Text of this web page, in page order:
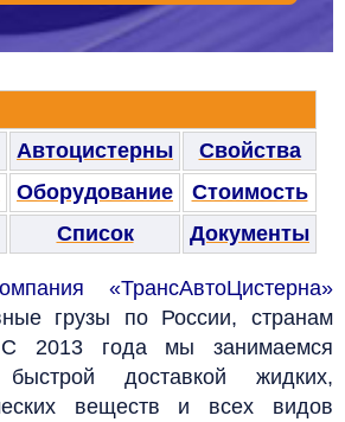
Автоцистерны
Свойства
Оборудование
Стоимость
Список Документы
«ТрансАвтоЦистерна»
грузы по России, странам
года мы занимаемся
доставкой жидких,
веществ и всех видов